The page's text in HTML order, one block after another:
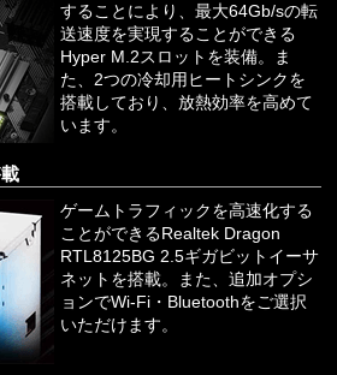
することにより、最大64Gb/sの転
送速度を実現することができる
Hyper M.2スロットを装備。ま
た、2つの冷却用ヒートシンクを
搭載しており、放熱効率を高めて
います。
ゲームトラフィックを高速化する
ことができるRealtek Dragon
RTL8125BG 2.5ギガビットイーサ
ネットを搭載。また、追加オプシ
ョンでWi-Fi・Bluetoothをご選択
いただけます。